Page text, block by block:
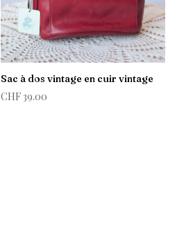
Sac à dos vintage en cuir vintage
CHF39.00